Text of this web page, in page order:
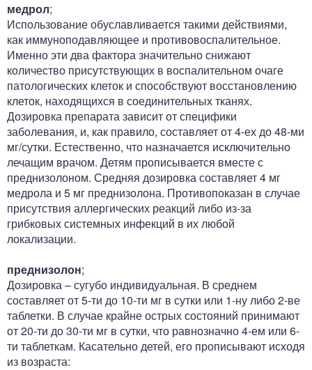
медрол;
Использование обуславливается такими действиями,
как иммуноподавляющее и противовоспалительное.
Именно эти два фактора значительно снижают
количество присутствующих в воспалительном очаге
патологических клеток и способствуют восстановлению
клеток, находящихся в соединительных тканях.
Дозировка препарата зависит от специфики
заболевания, и, как правило, составляет от 4-ех до 48-ми
мг/сутки. Естественно, что назначается исключительно
лечащим врачом. Детям прописывается вместе с
преднизолоном. Средняя дозировка составляет 4 мг
медрола и 5 мг преднизолона. Противопоказан в случае
присутствия аллергических реакций либо из-за
грибковых системных инфекций в их любой
локализации.
преднизолон;
Дозировка – сугубо индивидуальная. В среднем
составляет от 5-ти до 10-ти мг в сутки или 1-ну либо 2-ве
таблетки. В случае крайне острых состояний принимают
от 20-ти до 30-ти мг в сутки, что равнозначно 4-ем или 6-
ти таблеткам. Касательно детей, его прописывают исходя
из возраста: